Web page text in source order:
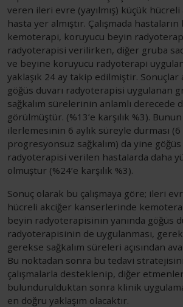
veren ileri evre (yayılmış) küçük
hasta yer almıştır. Çalışmada hastaların
kemoterapi, koruyucu beyin
radyoterapisi verilirken, diğer gruba
ve beyine koruyucu radyoterapi
yaklaşık 24 ay takip edilmiştir. Sonuçlar
göğüs duvarı radyoterapisi uygulanan
sağkalım sürelerinin anlamlı derecede
görülmüştür. (%13’e karşılık %3). Bunun
ilerlemesinin 6 aylık süreyle durması (6
progresyonsuz sağkalım) da yine göğüs
radyoterapisi verilen hastalarda daha
olmuştur (%24’e karşılık %3).
Sonuç olarak bu çalışmaya göre; ileri
hücreli akciğer kanserlerinde
beyin radyoterapisinin yanında göğüs
radyoterapisinin de uygulanması, gerek
gerekse sağkalım süreleri açısından
Bu noktadan sonra bu tedavi
çalışmalarla desteklenip, diğer
bulundurulduktan sonra klinik
en doğru yaklaşım olacaktır.